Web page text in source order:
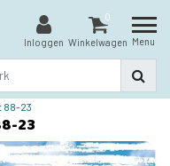
Inloggen
0
Winkelwagen Menu
88-23
23